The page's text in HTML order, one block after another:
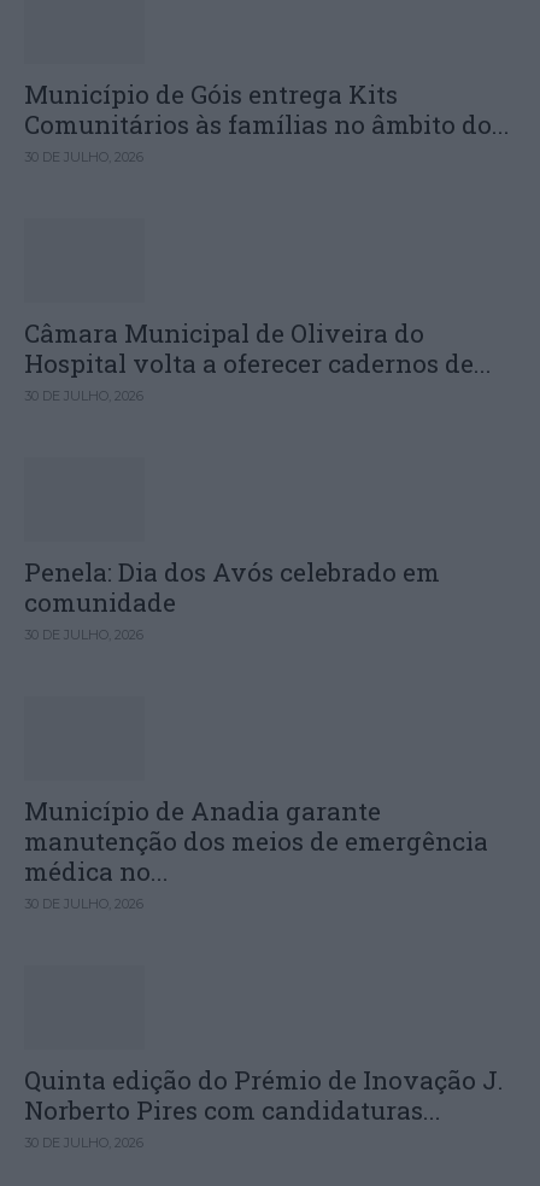
Município de Góis entrega Kits
Comunitários às famílias no âmbito do...
30 DE JULHO, 2026
Câmara Municipal de Oliveira do
Hospital volta a oferecer cadernos de...
30 DE JULHO, 2026
Penela: Dia dos Avós celebrado em
comunidade
30 DE JULHO, 2026
Município de Anadia garante
manutenção dos meios de emergência
médica no...
30 DE JULHO, 2026
Quinta edição do Prémio de Inovação J.
Norberto Pires com candidaturas...
30 DE JULHO, 2026